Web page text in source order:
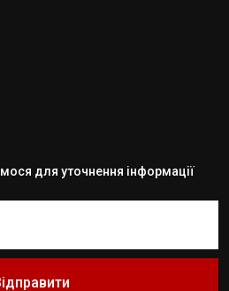
для уточнення інформації